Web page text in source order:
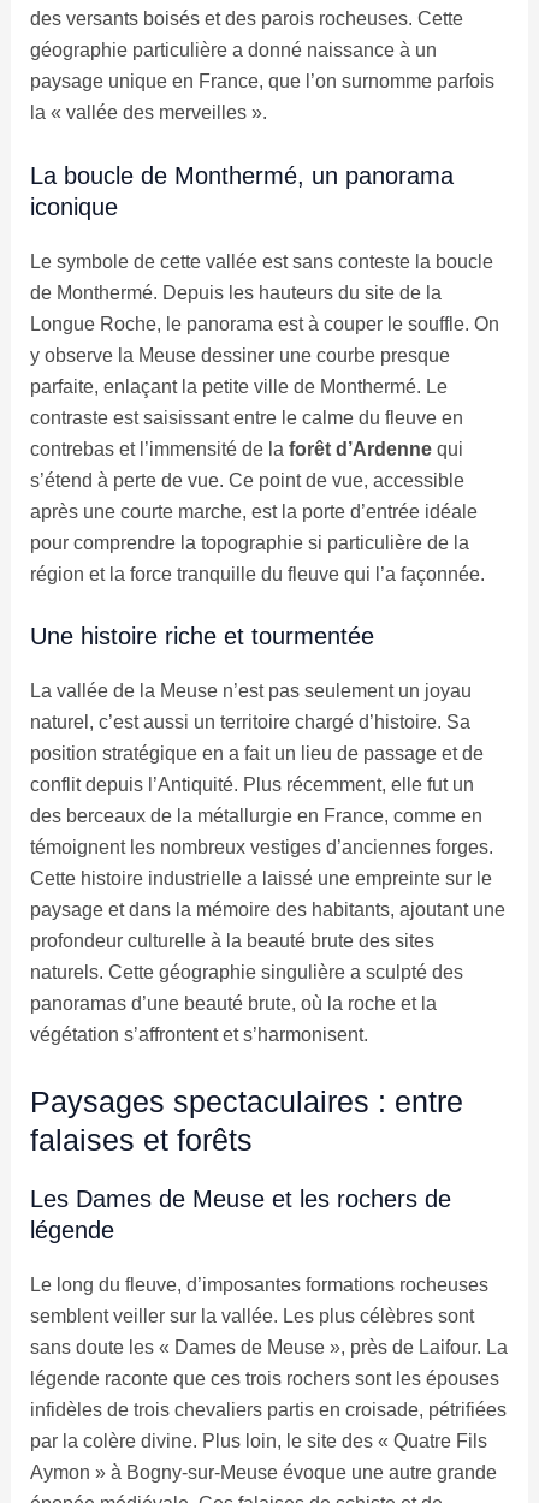
des versants boisés et des parois rocheuses. Cette
géographie particulière a donné naissance à un
paysage unique en France, que l’on surnomme parfois
la « vallée des merveilles ».
La boucle de Monthermé, un panorama
iconique
Le symbole de cette vallée est sans conteste la boucle
de Monthermé. Depuis les hauteurs du site de la
Longue Roche, le panorama est à couper le souffle. On
y observe la Meuse dessiner une courbe presque
parfaite, enlaçant la petite ville de Monthermé. Le
contraste est saisissant entre le calme du fleuve en
contrebas et l’immensité de la forêt d’Ardennequi
s’étend à perte de vue. Ce point de vue, accessible
après une courte marche, est la porte d’entrée idéale
pour comprendre la topographie si particulière de la
région et la force tranquille du fleuve qui l’a façonnée.
Une histoire riche et tourmentée
La vallée de la Meuse n’est pas seulement un joyau
naturel, c’est aussi un territoire chargé d’histoire. Sa
position stratégique en a fait un lieu de passage et de
conflit depuis l’Antiquité. Plus récemment, elle fut un
des berceaux de la métallurgie en France, comme en
témoignent les nombreux vestiges d’anciennes forges.
Cette histoire industrielle a laissé une empreinte sur le
paysage et dans la mémoire des habitants, ajoutant une
profondeur culturelle à la beauté brute des sites
naturels. Cette géographie singulière a sculpté des
panoramas d’une beauté brute, où la roche et la
végétation s’affrontent et s’harmonisent.
Paysages spectaculaires : entre
falaises et forêts
Les Dames de Meuse et les rochers de
légende
Le long du fleuve, d’imposantes formations rocheuses
semblent veiller sur la vallée. Les plus célèbres sont
sans doute les « Dames de Meuse », près de Laifour. La
légende raconte que ces trois rochers sont les épouses
infidèles de trois chevaliers partis en croisade, pétrifiées
par la colère divine. Plus loin, le site des « Quatre Fils
Aymon » à Bogny-sur-Meuse évoque une autre grande